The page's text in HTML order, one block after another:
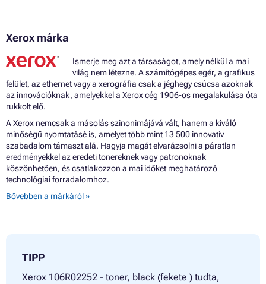
Xerox márka
Ismerje meg azt a társaságot, amely nélkül a mai
világ nem létezne. A számítógépes egér, a grafikus
felület, az ethernet vagy a xerográfia csak a jéghegy csúcsa azoknak
az innovációknak, amelyekkel a Xerox cég 1906-os megalakulása óta
rukkolt elő.
A Xerox nemcsak a másolás szinonimájává vált, hanem a kiváló
minőségű nyomtatásé is, amelyet több mint 13 500 innovatív
szabadalom támaszt alá. Hagyja magát elvarázsolni a páratlan
eredményekkel az eredeti tonereknek vagy patronoknak
köszönhetően, és csatlakozzon a mai időket meghatározó
technológiai forradalomhoz.
Bővebben a márkáról »
TIPP
Xerox 106R02252 - toner, black (fekete ) tudta,